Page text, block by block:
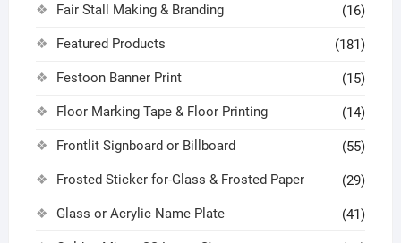
Fair Stall Making & Branding (16)
Featured Products (181)
Festoon Banner Print (15)
Floor Marking Tape & Floor Printing (14)
Frontlit Signboard or Billboard (55)
Frosted Sticker for-Glass & Frosted Paper (29)
Glass or Acrylic Name Plate (41)